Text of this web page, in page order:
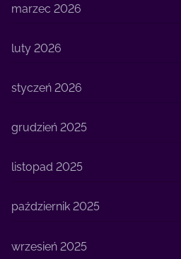
marzec 2026
luty 2026
styczeń 2026
grudzień 2025
listopad 2025
październik 2025
wrzesień 2025